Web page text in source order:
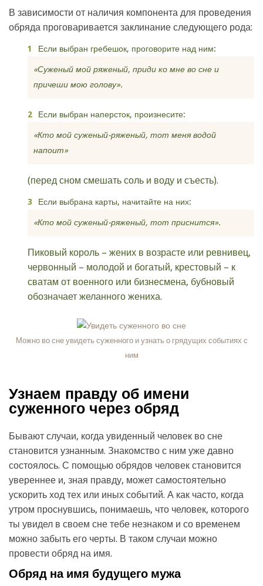
В зависимости от наличия компонента для проведения
обряда проговаривается заклинание следующего рода:
Если выбран гребешок, проговорите над ним:
«Суженый мой ряженый, приди ко мне во сне и
причеши мою голову».
Если выбран наперсток, произнесите:
«Кто мой суженый-ряженый, тот меня водой
напоит»
(перед сном смешать соль и воду и съесть).
Если выбрана карты, начитайте на них:
«Кто мой суженый-ряженый, тот приснится».
Пиковый король – жених в возрасте или ревнивец,
червонный – молодой и богатый, крестовый – к
сватам от военного или бизнесмена, бубновый
обозначает желанного жениха.
Можно во сне увидеть суженного и узнать о грядущих событиях с
ним
Узнаем правду об имени
суженного через обряд
Бывают случаи, когда увиденный человек во сне
становится узнанным. Знакомство с ним уже давно
состоялось. С помощью обрядов человек становится
увереннее и, зная правду, может самостоятельно
ускорить ход тех или иных событий. А как часто, когда
утром проснувшись, понимаешь, что человек, которого
ты увидел в своем сне тебе незнаком и со временем
можно забыть его черты. В таком случаи можно
провести обряд на имя.
Обряд на имя будущего мужа